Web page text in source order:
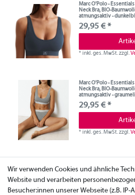
Marc O'Polo -
Neck Bra, BIO-
atmungsaktiv -
29,95 € *
*inkl. ges. MwSt.zzgl.
Marc O'Polo -
Neck Bra, BIO-
atmungsaktiv -
29,95 € *
*inkl. ges. MwSt.zzgl.
Wir verwenden Cookies und ähnliche
Website und verarbeiten
Besucher:innen unserer Webseite (z.B. IP-